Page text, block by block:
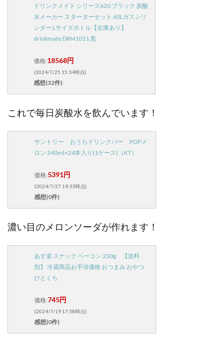
ドリンクメイト シリーズ620 ブラック 炭酸
水メーカー スターターセット 60Lガスシリ
ンダー Lサイズボトル【在庫あり】
drinkmate DRM1011 黒
価格:18568円
(2024/7/25 15:34時点)
感想(32件)
これで毎日炭酸水を飲んでいます！
サントリー おうちドリンクバー POPメ
ロン 340ml×24本入り(1ケース)（KT）
価格:5391円
(2024/7/27 19:33時点)
感想(0件)
濃い目のメロンソーダが作れます！
あす楽 スナック ベーコン 230g 【送料
別】 冷蔵商品お手頃価格 おつまみ おやつ
ひとくち
価格:745円
(2024/7/19 17:58時点)
感想(0件)